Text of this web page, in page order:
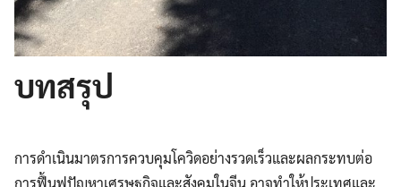
บทสรุป
การดำเนินมาตรการควบคุมโควิดอย่างรวดเร็วและผลกระทบต่อ
การฟื้นฟูปัญหาเศรษฐกิจและสังคมในจีน อาจทำให้ประเทศและ